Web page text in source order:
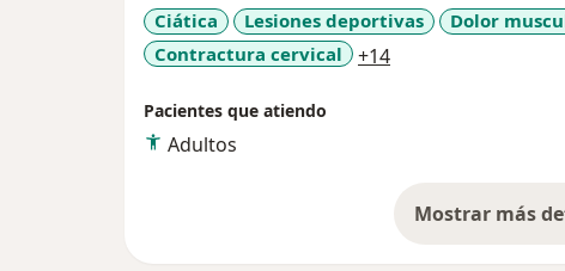
Ciática Lesiones deportivas Dolor
Contractura cervical
+14
Pacientes que atiendo
Adultos
Mostrar más